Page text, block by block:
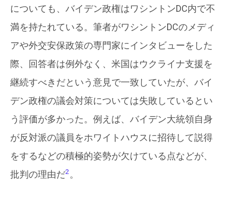
についても、バイデン政権はワシントンDC内で不
満を持たれている。筆者がワシントンDCのメディ
アや外交安保政策の専門家にインタビューをした
際、回答者は例外なく、米国はウクライナ支援を
継続すべきだという意見で一致していたが、バイ
デン政権の議会対策については失敗しているとい
う評価が多かった。例えば、バイデン大統領自身
が反対派の議員をホワイトハウスに招待して説得
をするなどの積極的姿勢が欠けている点などが、
批判の理由だ2。